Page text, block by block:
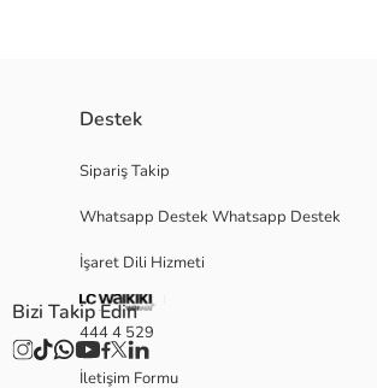
Ana Kumaş:
Destek
Sipariş Takip
Whatsapp Destek Whatsapp Destek
İşaret Dili Hizmeti
444 4 529
İletişim Formu
Bizi Takip Edin